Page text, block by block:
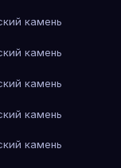
камень
камень
камень
камень
камень